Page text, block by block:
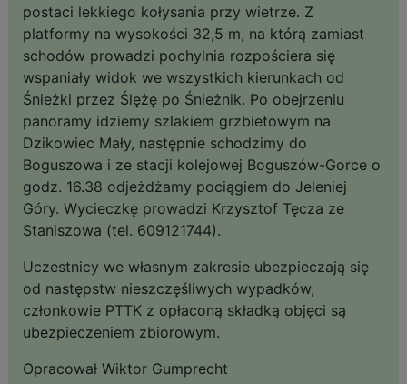
postaci lekkiego kołysania przy wietrze. Z
platformy na wysokości 32,5 m, na którą zamiast
schodów prowadzi pochylnia rozpościera się
wspaniały widok we wszystkich kierunkach od
Śnieżki przez Ślężę po Śnieżnik. Po obejrzeniu
panoramy idziemy szlakiem grzbietowym na
Dzikowiec Mały, następnie schodzimy do
Boguszowa i ze stacji kolejowej Boguszów-Gorce o
godz. 16.38 odjeżdżamy pociągiem do Jeleniej
Góry. Wycieczkę prowadzi Krzysztof Tęcza ze
Staniszowa (tel. 609121744).
Uczestnicy we własnym zakresie ubezpieczają się
od następstw nieszczęśliwych wypadków,
członkowie PTTK z opłaconą składką objęci są
ubezpieczeniem zbiorowym.
Opracował Wiktor Gumprecht